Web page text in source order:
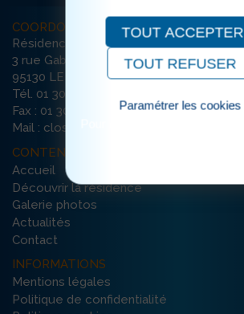
COORDONNÉES
Résidence Le Grand Clos
3 rue Gabriel Péri
95130 LE PLESSIS-BOUCHARD
Tél. 01 30 72 72 72
Fax : 01 30 72 26 56
Mail : clos-bouchard@ehpad-sedna.fr
CONTENU DU SITE
Accueil
Découvrir la résidence
Galerie photos
Actualités
Contact
INFORMATIONS
Mentions légales
Politique de confidentialité
TOUT ACCEPTER
TOUT REFUSER
Paramétrer les cookies